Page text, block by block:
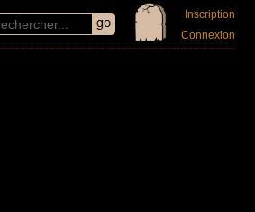
Inscription
Connexion